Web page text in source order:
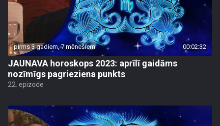
pirms 3 gadiem, 7 mēnešiem 00:02:32
JAUNAVA horoskops 2023: aprīlī gaidāms
nozīmīgs pagrieziena punkts
22. epizode